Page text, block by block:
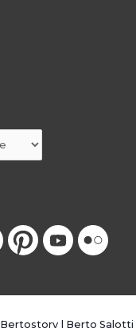
Bertostory | Berto Salotti